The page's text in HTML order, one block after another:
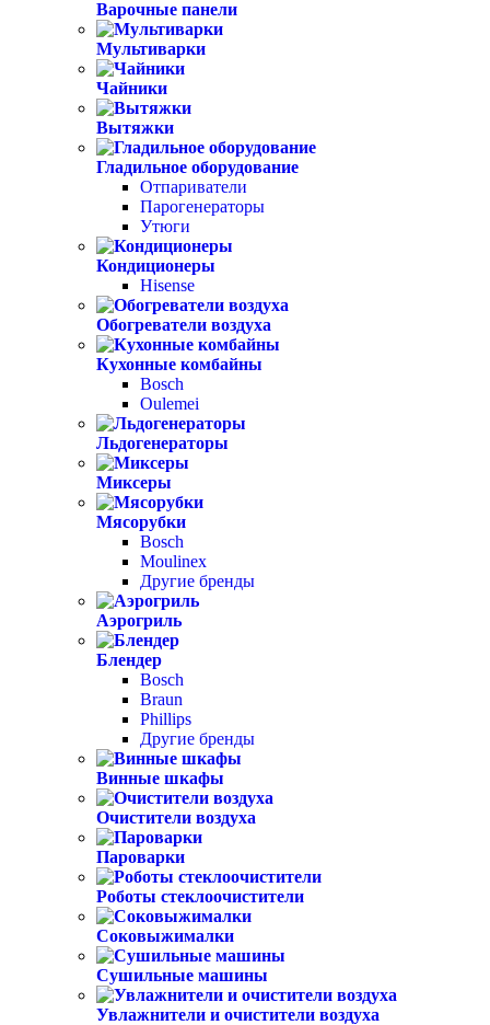
Варочные панели
Мультиварки
Чайники
Вытяжки
Гладильное оборудование
Отпариватели
Парогенераторы
Утюги
Кондиционеры
Hisense
Обогреватели воздуха
Кухонные комбайны
Bosch
Oulemei
Льдогенераторы
Миксеры
Мясорубки
Bosch
Moulinex
Другие бренды
Аэрогриль
Блендер
Bosch
Braun
Phillips
Другие бренды
Винные шкафы
Очистители воздуха
Пароварки
Роботы стеклоочистители
Соковыжималки
Сушильные машины
Увлажнители и очистители воздуха